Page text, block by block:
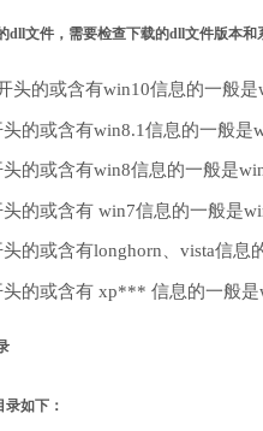
dll文件，需要检查下载的dll文件版本和
头的或含有win10信息的一般
头的或含有win8.1信息的一般是
的或含有win8信息的一般是
头的或含有 win7信息的一般是
的或含有longhorn、vista信息
头的或含有 xp*** 信息的一般是
如下：